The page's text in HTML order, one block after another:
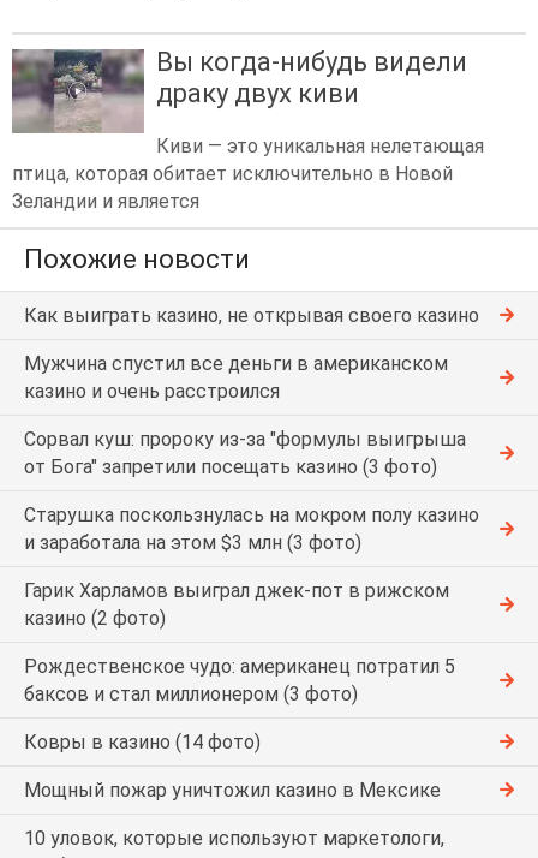
Вы когда-нибудь видели
драку двух киви
Киви — это уникальная нелетающая
птица, которая обитает исключительно в Новой
Зеландии и является
Похожие новости
Как выиграть казино, не открывая своего казино
Мужчина спустил все деньги в американском
казино и очень расстроился
Сорвал куш: пророку из-за "формулы выигрыша
от Бога" запретили посещать казино (3 фото)
Старушка поскользнулась на мокром полу казино
и заработала на этом $3 млн (3 фото)
Гарик Харламов выиграл джек-пот в рижском
казино (2 фото)
Рождественское чудо: американец потратил 5
баксов и стал миллионером (3 фото)
Ковры в казино (14 фото)
Мощный пожар уничтожил казино в Мексике
10 уловок, которые используют маркетологи,